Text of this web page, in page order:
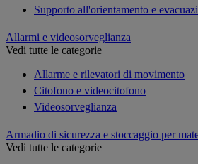
Supporto all'orientamento e
Allarmi e videosorveglianza
Vedi tutte le categorie
Allarme e rilevatori di movimento
Citofono e videocitofono
Videosorveglianza
Armadio di sicurezza e stoccaggio per
Vedi tutte le categorie